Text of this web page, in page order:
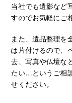
当社でも遺影など
すのでお気軽にご
また、遺品整理を
は片付けるので、
去、写真や仏壇な
たい…というご相
せください。